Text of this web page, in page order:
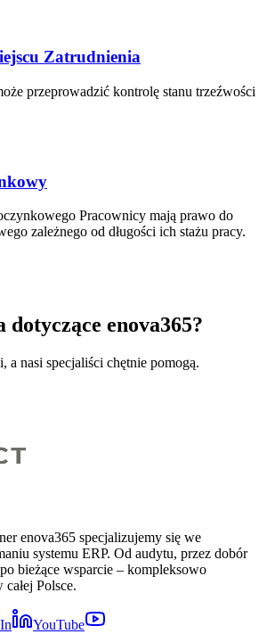
Zatrudnienia
przeprowadzić kontrolę stanu trzeźwości
Pracownicy mają prawo do
zależnego od długości ich stażu pracy.
dotyczące enova365?
a nasi specjaliści chętnie pomogą.
enova365 specjalizujemy się we
systemu ERP. Od audytu, przez dobór
bieżące wsparcie – kompleksowo
Polsce.
YouTube